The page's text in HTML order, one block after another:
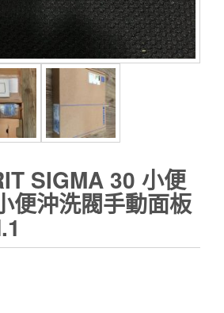
SIGMA 30 小便
便沖洗閥手動面板